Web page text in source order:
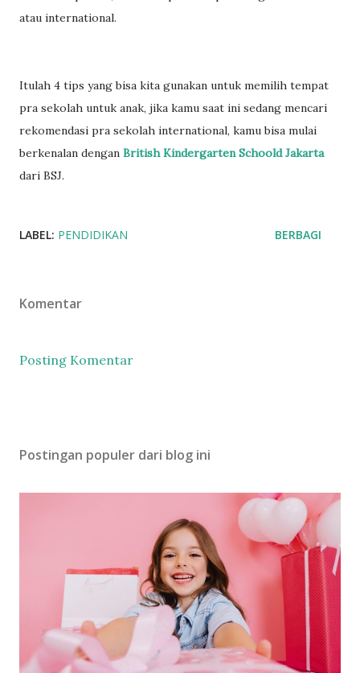
atau international.
Itulah 4 tips yang bisa kita gunakan untuk memilih tempat
pra sekolah untuk anak, jika kamu saat ini sedang mencari
rekomendasi pra sekolah international, kamu bisa mulai
berkenalan dengan British Kindergarten Schoold Jakarta
dari BSJ.
LABEL: PENDIDIKAN BERBAGI
Komentar
Posting Komentar
Postingan populer dari blog ini